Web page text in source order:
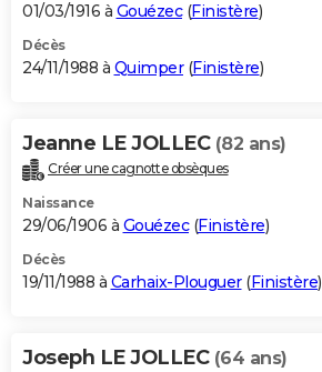
01/03/1916 à Gouézec(Finistère)
Décès
24/11/1988 à Quimper(Finistère)
Jeanne LE JOLLEC (82 ans)
Créer une cagnotte obsèques
Naissance
29/06/1906 à Gouézec(Finistère)
Décès
19/11/1988 à Carhaix-Plouguer(Finistère)
Joseph LE JOLLEC (64 ans)